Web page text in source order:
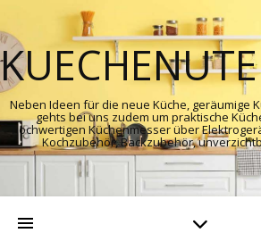
Neben Ideen für die neue Küche, geräumige
gehts bei uns zudem um praktische
hochwertigen Küchenmesser über
Kochzubehör, Backzubehör,